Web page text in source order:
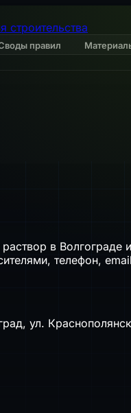
строительства
правил
в
телефон,
ул.